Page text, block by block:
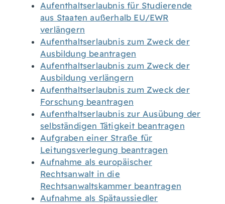
Aufenthaltserlaubnis für Studierende
aus Staaten außerhalb EU/EWR
verlängern
Aufenthaltserlaubnis zum Zweck der
Ausbildung beantragen
Aufenthaltserlaubnis zum Zweck der
Ausbildung verlängern
Aufenthaltserlaubnis zum Zweck der
Forschung beantragen
Aufenthaltserlaubnis zur Ausübung der
selbständigen Tätigkeit beantragen
Aufgraben einer Straße für
Leitungsverlegung beantragen
Aufnahme als europäischer
Rechtsanwalt in die
Rechtsanwaltskammer beantragen
Aufnahme als Spätaussiedler